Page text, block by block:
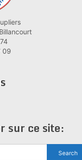
09
sur ce site: